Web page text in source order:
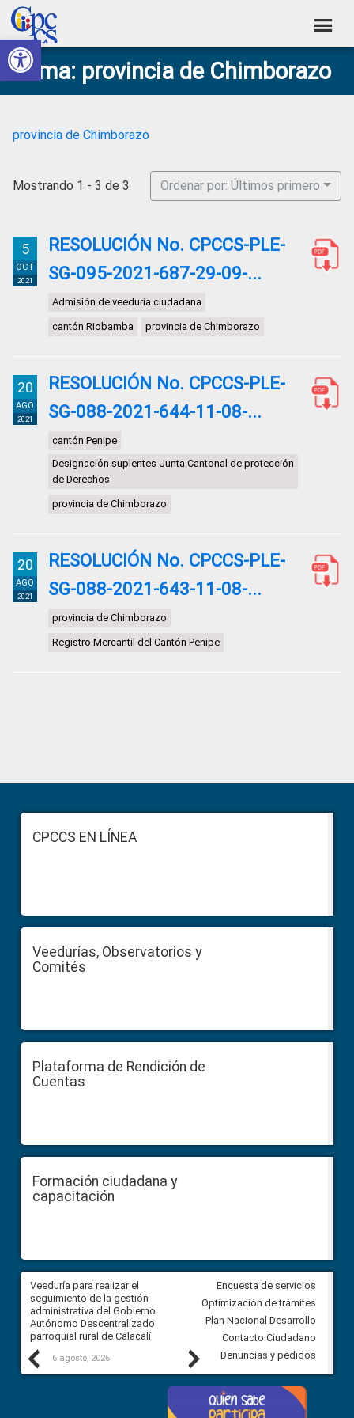
Abrir barra de herramientas
Skip
to
primary
navigation
Skip
to
main
content
Skip
to
primary
sidebar
Skip
to
footer
Consejo
de
Ciudadana
Control
Construyendo
Poder
Ciudadano
Tema: provincia de Chimborazo
provincia de Chimborazo
Mostrando 1 - 3 de 3 Ordenar por: Últimos primero
5
OCT
2021
RESOLUCIÓN No. CPCCS-PLE-
SG-095-2021-687-29-09-...
Admisión de veeduría ciudadana
cantón Riobamba provincia de Chimborazo
20
AGO
2021
RESOLUCIÓN No. CPCCS-PLE-
SG-088-2021-644-11-08-...
cantón Penipe
Designación suplentes Junta Cantonal de protección
de Derechos
provincia de Chimborazo
20
AGO
2021
RESOLUCIÓN No. CPCCS-PLE-
SG-088-2021-643-11-08-...
provincia de Chimborazo
Registro Mercantil del Cantón Penipe
Sidebar
FooterCPCCS EN LÍNEA
Veedurías, Observatorios y
Comités
Plataforma de Rendición de
Cuentas
Formación ciudadana y
capacitación
Previous
Veeduría para realizar el
seguimiento de la gestión
administrativa del Gobierno
Autónomo Descentralizado
parroquial rural de Calacalí
6 agosto, 2026
Veeduría para vigilar los
derivados de la Audiencia
comunidad Urbina, parroquia
Carolina
5 agosto, 2026
Next
Encuesta de servicios
Optimización de trámites
Plan Nacional Desarrollo
Contacto Ciudadano
Denuncias y pedidos